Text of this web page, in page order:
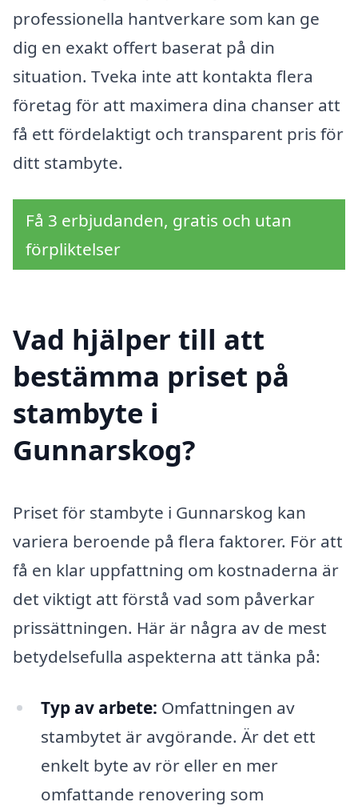
professionella hantverkare som kan ge
dig en exakt offert baserat på din
situation. Tveka inte att kontakta flera
företag för att maximera dina chanser att
få ett fördelaktigt och transparent pris för
ditt stambyte.
Få 3 erbjudanden, gratis och utan
förpliktelser
Vad hjälper till att
bestämma priset på
stambyte i
Gunnarskog?
Priset för stambyte i Gunnarskog kan
variera beroende på flera faktorer. För att
få en klar uppfattning om kostnaderna är
det viktigt att förstå vad som påverkar
prissättningen. Här är några av de mest
betydelsefulla aspekterna att tänka på:
Typ av arbete: Omfattningen av
stambytet är avgörande. Är det ett
enkelt byte av rör eller en mer
omfattande renovering som